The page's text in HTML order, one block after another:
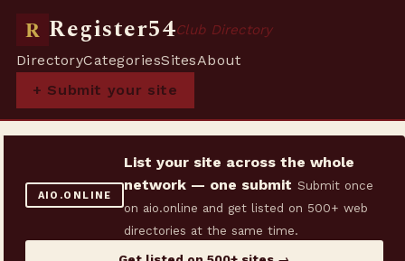
R Register54Club Directory
DirectoryCategoriesSitesAbout
+ Submit your site
AIO.ONLINE
List your site across the whole
network — one submit Submit once
on aio.online and get listed on 500+ web
directories at the same time.